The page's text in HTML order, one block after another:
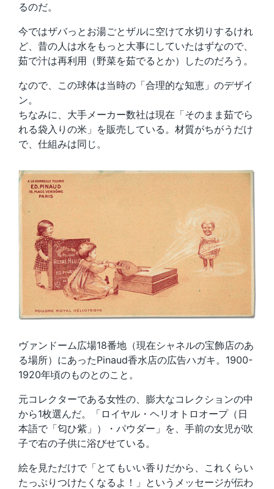
るのだ。
今ではザバっとお湯ごとザルに空けて水切りするけれ
ど、昔の人は水をもっと大事にしていたはずなので、
茹で汁は再利用（野菜を茹でるとか）したのだろう。
なので、この球体は当時の「合理的な知恵」のデザイ
ン。
ちなみに、大手メーカー数社は現在「そのまま茹でら
れる袋入りの米」を販売している。材質がちがうだけ
で、仕組みは同じ。
ヴァンドーム広場18番地（現在シャネルの宝飾店のあ
る場所）にあったPinaud香水店の広告ハガキ。1900-
1920年頃のものとのこと。
元コレクターである女性の、膨大なコレクションの中
から1枚選んだ。「ロイヤル・ヘリオトロオープ（日
本語で「匂ひ紫」）・パウダー」を、手前の女児が吹
子で右の子供に浴びせている。
絵を見ただけで「とてもいい香りだから、これくらい
たっぷりつけたくなるよ！」というメッセージが伝わ